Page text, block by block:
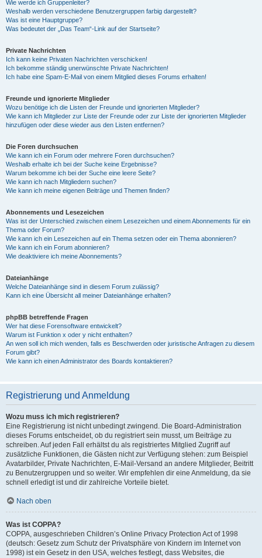
Wie werde ich Gruppenleiter?
Weshalb werden verschiedene Benutzergruppen farbig dargestellt?
Was ist eine Hauptgruppe?
Was bedeutet der „Das Team“-Link auf der Startseite?
Private Nachrichten
Ich kann keine Privaten Nachrichten verschicken!
Ich bekomme ständig unerwünschte Private Nachrichten!
Ich habe eine Spam-E-Mail von einem Mitglied dieses Forums erhalten!
Freunde und ignorierte Mitglieder
Wozu benötige ich die Listen der Freunde und ignorierten Mitglieder?
Wie kann ich Mitglieder zur Liste der Freunde oder zur Liste der ignorierten Mitglieder
hinzufügen oder diese wieder aus den Listen entfernen?
Die Foren durchsuchen
Wie kann ich ein Forum oder mehrere Foren durchsuchen?
Weshalb erhalte ich bei der Suche keine Ergebnisse?
Warum bekomme ich bei der Suche eine leere Seite?
Wie kann ich nach Mitgliedern suchen?
Wie kann ich meine eigenen Beiträge und Themen finden?
Abonnements und Lesezeichen
Was ist der Unterschied zwischen einem Lesezeichen und einem Abonnements für ein
Thema oder Forum?
Wie kann ich ein Lesezeichen auf ein Thema setzen oder ein Thema abonnieren?
Wie kann ich ein Forum abonnieren?
Wie deaktiviere ich meine Abonnements?
Dateianhänge
Welche Dateianhänge sind in diesem Forum zulässig?
Kann ich eine Übersicht all meiner Dateianhänge erhalten?
phpBB betreffende Fragen
Wer hat diese Forensoftware entwickelt?
Warum ist Funktion x oder y nicht enthalten?
An wen soll ich mich wenden, falls es Beschwerden oder juristische Anfragen zu diesem
Forum gibt?
Wie kann ich einen Administrator des Boards kontaktieren?
Registrierung und Anmeldung
Wozu muss ich mich registrieren?
Eine Registrierung ist nicht unbedingt zwingend. Die Board-Administration
dieses Forums entscheidet, ob du registriert sein musst, um Beiträge zu
schreiben. Auf jeden Fall erhältst du als registriertes Mitglied Zugriff auf
zusätzliche Funktionen, die Gästen nicht zur Verfügung stehen: zum Beispiel
Avatarbilder, Private Nachrichten, E-Mail-Versand an andere Mitglieder, Beitritt
zu Benutzergruppen und so weiter. Wir empfehlen dir eine Anmeldung, da sie
schnell erledigt ist und dir zahlreiche Vorteile bietet.
Nach oben
Was ist COPPA?
COPPA, ausgeschrieben Children’s Online Privacy Protection Act of 1998
(deutsch: Gesetz zum Schutz der Privatsphäre von Kindern im Internet von
1998) ist ein Gesetz in den USA, welches festlegt, dass Websites, die